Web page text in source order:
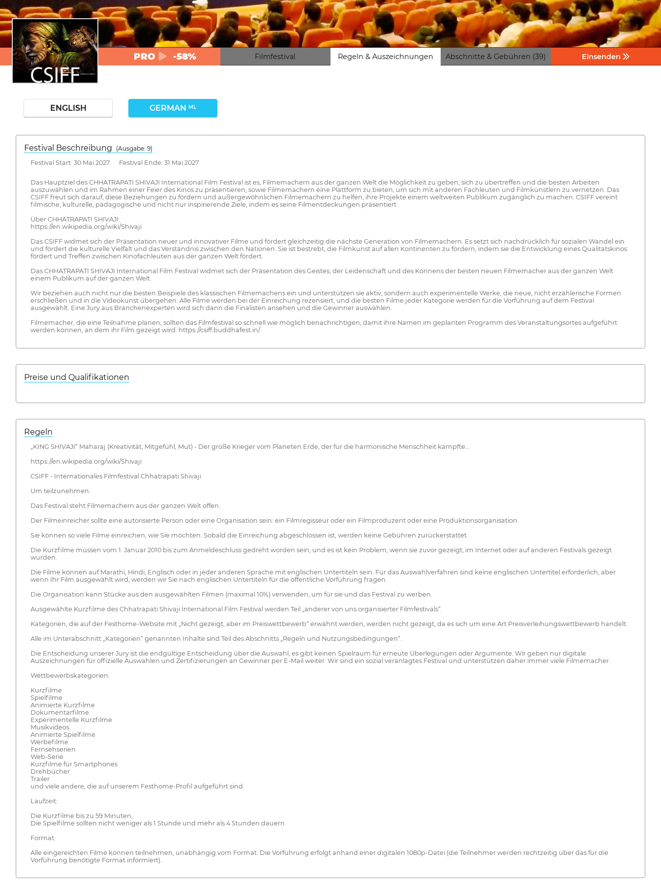
PRO -58% Filmfestival Regeln & Auszeichnungen Abschnitte & Gebühren (39) Einsenden
ENGLISH GERMAN ML
Festival Beschreibung
(Ausgabe: 9)
Festival Start: 30 Mai 2027 Festival Ende: 31 Mai 2027
Das Hauptziel des CHHATRAPATI SHIVAJI International Film Festival ist es, Filmemachern aus der ganzen Welt die Möglichkeit zu geben, sich zu übertreffen und die besten Arbeiten
auszuwählen und im Rahmen einer Feier des Kinos zu präsentieren, sowie Filmemachern eine Plattform zu bieten, um sich mit anderen Fachleuten und Filmkünstlern zu vernetzen. Das
CSIFF freut sich darauf, diese Beziehungen zu fördern und außergewöhnlichen Filmemachern zu helfen, ihre Projekte einem weltweiten Publikum zugänglich zu machen. CSIFF vereint
filmische, kulturelle, pädagogische und nicht nur inspirierende Ziele, indem es seine Filmentdeckungen präsentiert.
Über CHHATRAPATI SHIVAJI:
https://en.wikipedia.org/wiki/Shivaji
Das CSIFF widmet sich der Präsentation neuer und innovativer Filme und fördert gleichzeitig die nächste Generation von Filmemachern. Es setzt sich nachdrücklich für sozialen Wandel ein
und fördert die kulturelle Vielfalt und das Verständnis zwischen den Nationen. Sie ist bestrebt, die Filmkunst auf allen Kontinenten zu fördern, indem sie die Entwicklung eines Qualitätskinos
fördert und Treffen zwischen Kinofachleuten aus der ganzen Welt fördert.
Das CHHATRAPATI SHIVAJI International Film Festival widmet sich der Präsentation des Geistes, der Leidenschaft und des Könnens der besten neuen Filmemacher aus der ganzen Welt
einem Publikum auf der ganzen Welt.
Wir beziehen auch nicht nur die besten Beispiele des klassischen Filmemachens ein und unterstützen sie aktiv, sondern auch experimentelle Werke, die neue, nicht erzählerische Formen
erschließen und in die Videokunst übergehen. Alle Filme werden bei der Einreichung rezensiert, und die besten Filme jeder Kategorie werden für die Vorführung auf dem Festival
ausgewählt. Eine Jury aus Branchenexperten wird sich dann die Finalisten ansehen und die Gewinner auswählen.
Filmemacher, die eine Teilnahme planen, sollten das Filmfestival so schnell wie möglich benachrichtigen, damit ihre Namen im geplanten Programm des Veranstaltungsortes aufgeführt
werden können, an dem ihr Film gezeigt wird. https://csiff.buddhafest.in/
Preise und Qualifikationen
Regeln
„KING SHIVAJI“ Maharaj (Kreativität, Mitgefühl, Mut) - Der große Krieger vom Planeten Erde, der für die harmonische Menschheit kämpfte...
https://en.wikipedia.org/wiki/Shivaji
CSIFF - Internationales Filmfestival Chhatrapati Shivaji
Um teilzunehmen:
Das Festival steht Filmemachern aus der ganzen Welt offen.
Der Filmeinreicher sollte eine autorisierte Person oder eine Organisation sein: ein Filmregisseur oder ein Filmproduzent oder eine Produktionsorganisation.
Sie können so viele Filme einreichen, wie Sie möchten. Sobald die Einreichung abgeschlossen ist, werden keine Gebühren zurückerstattet.
Die Kurzfilme müssen vom 1. Januar 2010 bis zum Anmeldeschluss gedreht worden sein, und es ist kein Problem, wenn sie zuvor gezeigt, im Internet oder auf anderen Festivals gezeigt
wurden.
Die Filme können auf Marathi, Hindi, Englisch oder in jeder anderen Sprache mit englischen Untertiteln sein. Für das Auswahlverfahren sind keine englischen Untertitel erforderlich, aber
wenn Ihr Film ausgewählt wird, werden wir Sie nach englischen Untertiteln für die öffentliche Vorführung fragen.
Die Organisation kann Stücke aus den ausgewählten Filmen (maximal 10%) verwenden, um für sie und das Festival zu werben.
Ausgewählte Kurzfilme des Chhatrapati Shivaji International Film Festival werden Teil „anderer von uns organisierter Filmfestivals“.
Kategorien, die auf der Festhome-Website mit „Nicht gezeigt, aber im Preiswettbewerb“ erwähnt werden, werden nicht gezeigt, da es sich um eine Art Preisverleihungswettbewerb handelt.
Alle im Unterabschnitt „Kategorien“ genannten Inhalte sind Teil des Abschnitts „Regeln und Nutzungsbedingungen“.
Die Entscheidung unserer Jury ist die endgültige Entscheidung über die Auswahl, es gibt keinen Spielraum für erneute Überlegungen oder Argumente. Wir geben nur digitale
Auszeichnungen für offizielle Auswahlen und Zertifizierungen an Gewinner per E-Mail weiter. Wir sind ein sozial veranlagtes Festival und unterstützen daher immer viele Filmemacher.
Wettbewerbskategorien:
Kurzfilme
Spielfilme
Animierte Kurzfilme
Dokumentarfilme
Experimentelle Kurzfilme
Musikvideos
Animierte Spielfilme
Werbefilme
Fernsehserien
Web-Serie
Kurzfilme für Smartphones
Drehbücher
Trailer
und viele andere, die auf unserem Festhome-Profil aufgeführt sind.
Laufzeit:
Die Kurzfilme bis zu 59 Minuten,
Die Spielfilme sollten nicht weniger als 1 Stunde und mehr als 4 Stunden dauern
Format:
Alle eingereichten Filme können teilnehmen, unabhängig vom Format. Die Vorführung erfolgt anhand einer digitalen 1080p-Datei (die Teilnehmer werden rechtzeitig über das für die
Vorführung benötigte Format informiert).